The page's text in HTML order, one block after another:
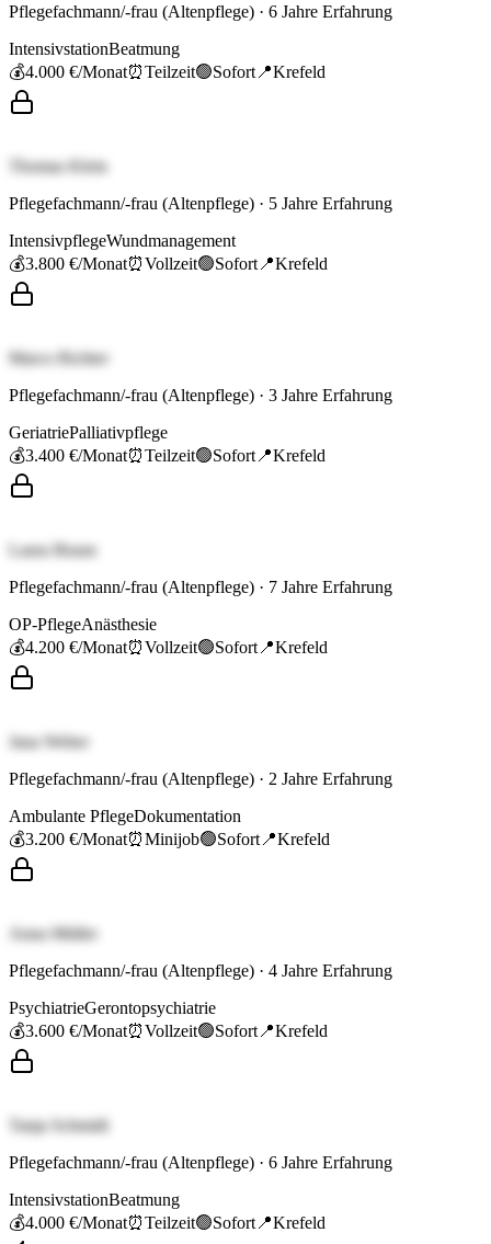
Pflegefachmann/-frau (Altenpflege) · 6 Jahre Erfahrung
IntensivstationBeatmung
💰4.000 €/Monat⏰Teilzeit🟢Sofort 📍Krefeld
Thomas Klein
Pflegefachmann/-frau (Altenpflege) · 5 Jahre Erfahrung
IntensivpflegeWundmanagement
💰3.800 €/Monat⏰Vollzeit🟢Sofort 📍Krefeld
Marco Richter
Pflegefachmann/-frau (Altenpflege) · 3 Jahre Erfahrung
GeriatriePalliativpflege
💰3.400 €/Monat⏰Teilzeit🟢Sofort 📍Krefeld
Laura Braun
Pflegefachmann/-frau (Altenpflege) · 7 Jahre Erfahrung
OP-PflegeAnästhesie
💰4.200 €/Monat⏰Vollzeit🟢Sofort 📍Krefeld
Jana Weber
Pflegefachmann/-frau (Altenpflege) · 2 Jahre Erfahrung
Ambulante PflegeDokumentation
💰3.200 €/Monat⏰Minijob🟢Sofort 📍Krefeld
Anna Müller
Pflegefachmann/-frau (Altenpflege) · 4 Jahre Erfahrung
PsychiatrieGerontopsychiatrie
💰3.600 €/Monat⏰Vollzeit🟢Sofort 📍Krefeld
Tanja Schmidt
Pflegefachmann/-frau (Altenpflege) · 6 Jahre Erfahrung
IntensivstationBeatmung
💰4.000 €/Monat⏰Teilzeit🟢Sofort 📍Krefeld